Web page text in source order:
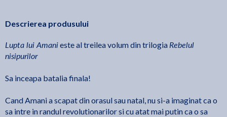
Descrierea produsului
Lupta lui Amanieste al treilea volum din trilogia Rebelul
nisipurilor
Sa inceapa batalia finala!
Cand Amani a scapat din orasul sau natal, nu si-a imaginat ca o
sa intre in randul revolutionarilor si cu atat mai putin ca o sa